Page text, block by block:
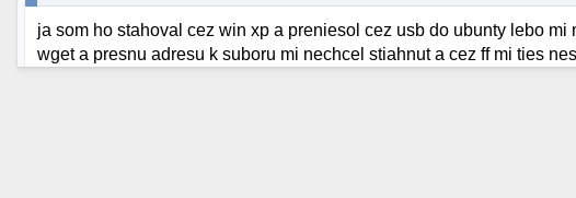
ja som ho stahoval cez win xp a preniesol cez usb do ubunty lebo mi
wget a presnu adresu k suboru mi nechcel stiahnut a cez ff mi ties